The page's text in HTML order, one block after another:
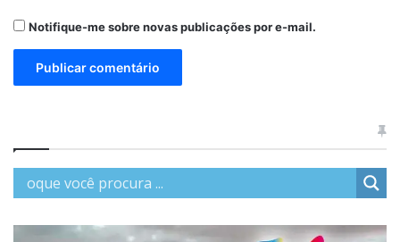
Notifique-me sobre novas publicações por e-mail.